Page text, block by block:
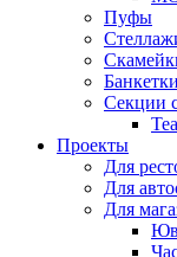
Пуфы
Банкетки
Секции
Проекты
Для
Для
Для